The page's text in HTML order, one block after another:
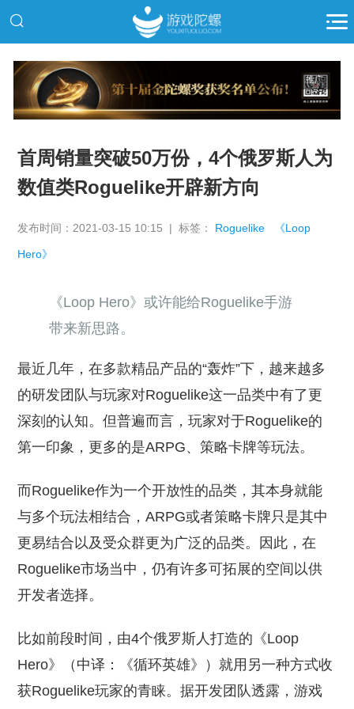
推广
首周销量突破50万份，4个俄罗斯人为
数值类Roguelike开辟新方向
发布时间：2021-03-15 10:15 | 标签： Roguelike 《Loop
Hero》
《Loop Hero》或许能给Roguelike手游
带来新思路。
最近几年，在多款精品产品的“轰炸”下，越来越多
的研发团队与玩家对Roguelike这一品类中有了更
深刻的认知。但普遍而言，玩家对于Roguelike的
第一印象，更多的是ARPG、策略卡牌等玩法。
而Roguelike作为一个开放性的品类，其本身就能
与多个玩法相结合，ARPG或者策略卡牌只是其中
更易结合以及受众群更为广泛的品类。因此，在
Roguelike市场当中，仍有许多可拓展的空间以供
开发者选择。
比如前段时间，由4个俄罗斯人打造的《Loop
Hero》（中译：《循环英雄》）就用另一种方式收
获Roguelike玩家的青睐。据开发团队透露，游戏